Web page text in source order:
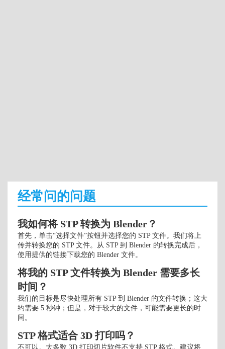
经常问的问题
我如何将 STP 转换为 Blender？
首先，单击“选择文件”按钮并选择您的 STP 文件。我们将上
传并转换您的 STP 文件。从 STP 到 Blender 的转换完成后，
使用提供的链接下载您的 Blender 文件。
将我的 STP 文件转换为 Blender 需要多长
时间？
我们的目标是尽快处理所有 STP 到 Blender 的文件转换；这大
约需要 5 秒钟；但是，对于较大的文件，可能需要更长的时
间。
STP 格式适合 3D 打印吗？
不可以。大多数 3D 打印切片软件不支持 STP 格式。建议将